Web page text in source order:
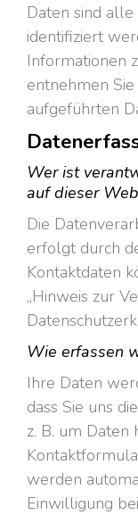
Daten sind
identifiziert
Informationen
entnehmen
aufgeführten
Wer ist
auf dieser
Die
erfolgt durch
Kontaktdaten
„Hinweis zur
Wie erfassen
Ihre Daten
dass Sie uns
z. B. um Daten
werden
Einwilligung